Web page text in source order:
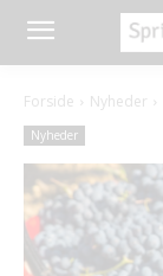
Forside Nyheder
Nyheder